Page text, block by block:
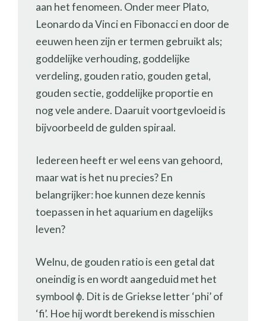
aan het fenomeen. Onder meer Plato,
Leonardo da Vinci en Fibonacci en door de
eeuwen heen zijn er termen gebruikt als;
goddelijke verhouding, goddelijke
verdeling, gouden ratio, gouden getal,
gouden sectie, goddelijke proportie en
nog vele andere. Daaruit voortgevloeid is
bijvoorbeeld de gulden spiraal.
Iedereen heeft er wel eens van gehoord,
maar wat is het nu precies? En
belangrijker: hoe kunnen deze kennis
toepassen in het aquarium en dagelijks
leven?
Welnu, de gouden ratio is een getal dat
oneindig is en wordt aangeduid met het
symbool ϕ. Dit is de Griekse letter ‘phi’ of
‘fi’. Hoe hij wordt berekend is misschien